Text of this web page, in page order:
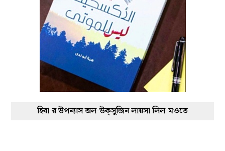
হিবা-র উপন্যাস অল-উক্‌সুজিন লায়সা লিল-মওতে